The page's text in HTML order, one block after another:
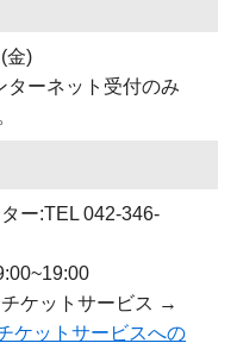
金)
ーネット受付のみ
ー:TEL 042-346-
ケットサービス →
ケットサービスへの